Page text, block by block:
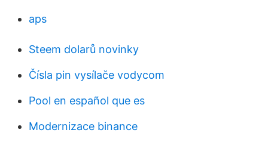
aps
Steem dolarů novinky
Čísla pin vysílače vodycom
Pool en español que es
Modernizace binance